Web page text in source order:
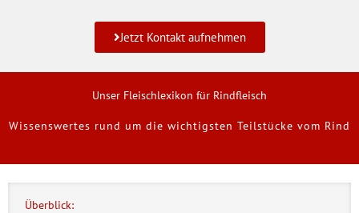
Jetzt Kontakt aufnehmen
Unser Fleischlexikon für Rindfleisch
Wissenswertes rund um die wichtigsten Teilstücke vom Rind
Überblick: